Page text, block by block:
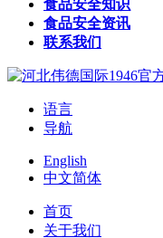
食品安全知识
食品安全资讯
联系我们
语言
导航
English
中文简体
首页
关于我们